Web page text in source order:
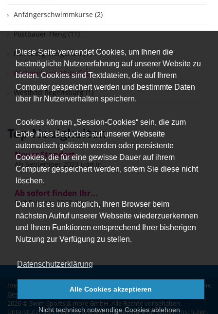
Diese Seite verwendet Cookies, um Ihnen die
bestmögliche Nutzererfahrung auf unserer Website zu
bieten. Cookies sind Textdateien, die auf Ihrem
Computer gespeichert werden und bestimmte Daten
über Ihr Nutzerverhalten speichern.
Cookies können „Session-Cookies“ sein, die zum
Ende Ihres Besuches auf unserer Webseite
automatisch gelöscht werden oder persistente
Cookies, die für eine gewisse Dauer auf ihrem
Computer gespeichert werden, sofern Sie diese nicht
löschen.
Dann ist es uns möglich, Ihren Browser beim
nächsten Aufruf unserer Webseite wiederzuerkennen
und Ihnen Funktionen entsprechend Ihrer bisherigen
Nutzung zur Verfügung zu stellen.
Datenschutzerklärung
Nicht technisch notwendige Cookies ablehnen
Alle Cookies akzeptieren
Anfängerschwimmkurse (2)
Postbauer-Heng (11)
Nürnberg Tiergarten (1)
Wichernhaus Altdorf (2)
Westbad Regensburg (1)
Top Neuigkeiten
Neuer Standort...
Ab September 2023 und in...
Ab sofort finden Ihr...
Seit Februar 2022 dürfen...
Impressum Datenschutz | Erklärung zur Barrierefreiheit
Allgemeine
Geschäftsbedingungen|
Vertrag widerrufen
2026 © Swim Sports & more GmbH. Alle Rechte vorbehalten.
Unterstützt durch dieKursverwaltungssoftware für Schwimmschulen.